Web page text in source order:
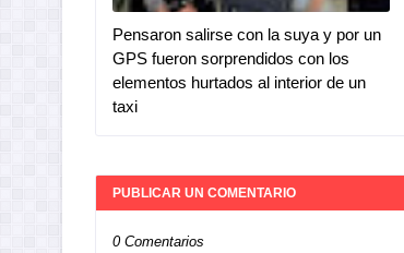
Pensaron salirse con la suya y por un
GPS fueron sorprendidos con los
elementos hurtados al interior de un
taxi
PUBLICAR UN COMENTARIO
0 Comentarios